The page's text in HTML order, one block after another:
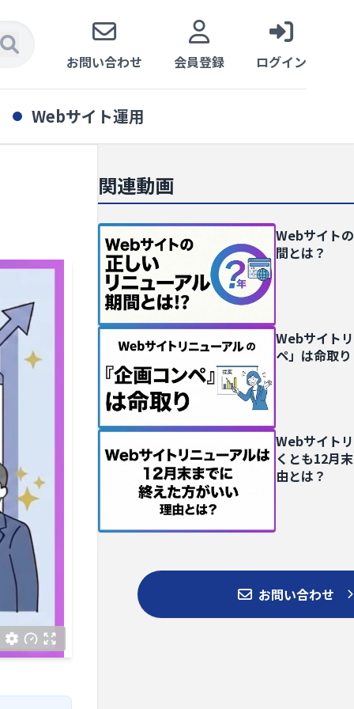
お問い合わせ 会員登録 ログイン
Webサイト運用
関連動画
Webサイト
間とは？
Webサイト
ペ」は命取り
Webサイト
くとも12月
由とは？
お問い合わせ